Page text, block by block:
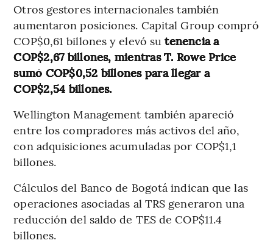
Otros gestores internacionales también
aumentaron posiciones. Capital Group compró
COP$0,61 billones y elevó sutenencia a
COP$2,67 billones, mientras T. Rowe Price
sumó COP$0,52 billones para llegar a
COP$2,54 billones.
Wellington Management también apareció
entre los compradores más activos del año,
con adquisiciones acumuladas por COP$1,1
billones.
Cálculos del Banco de Bogotá indican que las
operaciones asociadas al TRS generaron una
reducción del saldo de TES de COP$11.4
billones.